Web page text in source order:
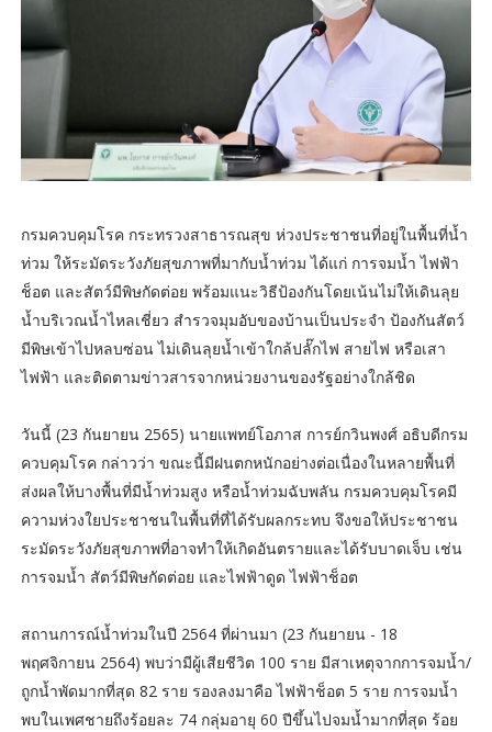
กรมควบคุมโรค กระทรวงสาธารณสุข ห่วงประชาชนที่อยู่ในพื้นที่น้ำ
ท่วม ให้ระมัดระวังภัยสุขภาพที่มากับน้ำท่วม ได้แก่ การจมน้ำ ไฟฟ้า
ช็อต และสัตว์มีพิษกัดต่อย พร้อมแนะวิธีป้องกันโดยเน้นไม่ให้เดินลุย
น้ำบริเวณน้ำไหลเชี่ยว สำรวจมุมอับของบ้านเป็นประจำ ป้องกันสัตว์
มีพิษเข้าไปหลบซ่อน ไม่เดินลุยน้ำเข้าใกล้ปลั๊กไฟ สายไฟ หรือเสา
ไฟฟ้า และติดตามข่าวสารจากหน่วยงานของรัฐอย่างใกล้ชิด
วันนี้ (23 กันยายน 2565) นายแพทย์โอภาส การย์กวินพงศ์ อธิบดีกรม
ควบคุมโรค กล่าวว่า ขณะนี้มีฝนตกหนักอย่างต่อเนื่องในหลายพื้นที่
ส่งผลให้บางพื้นที่มีน้ำท่วมสูง หรือน้ำท่วมฉับพลัน กรมควบคุมโรคมี
ความห่วงใยประชาชนในพื้นที่ที่ได้รับผลกระทบ จึงขอให้ประชาชน
ระมัดระวังภัยสุขภาพที่อาจทำให้เกิดอันตรายและได้รับบาดเจ็บ เช่น
การจมน้ำ สัตว์มีพิษกัดต่อย และไฟฟ้าดูด ไฟฟ้าช็อต
สถานการณ์น้ำท่วมในปี 2564 ที่ผ่านมา (23 กันยายน - 18
พฤศจิกายน 2564) พบว่ามีผู้เสียชีวิต 100 ราย มีสาเหตุจากการจมน้ำ/
ถูกน้ำพัดมากที่สุด 82 ราย รองลงมาคือ ไฟฟ้าช็อต 5 ราย การจมน้ำ
พบในเพศชายถึงร้อยละ 74 กลุ่มอายุ 60 ปีขึ้นไปจมน้ำมากที่สุด ร้อย